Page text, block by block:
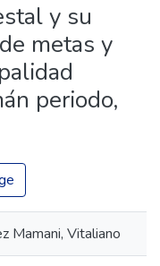
y su
metas y
periodo,
Mamani, Vitaliano